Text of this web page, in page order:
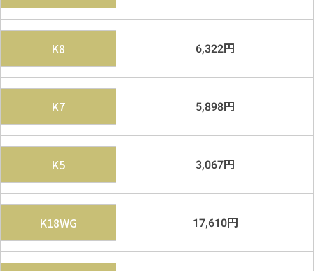
K8 6,322円
K7 5,898円
K5 3,067円
K18WG 17,610円